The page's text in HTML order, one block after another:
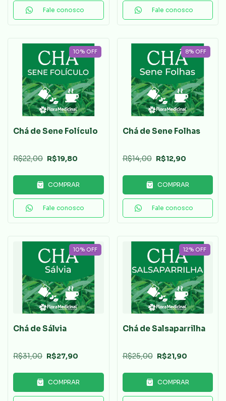
Fale conosco Fale conosco
10% OFF
Chá de Sene Folículo
R$22,00 R$19,80
COMPRAR
Fale conosco
8% OFF
Chá de Sene Folhas
R$14,00 R$12,90
COMPRAR
Fale conosco
10% OFF
Chá de Sálvia
R$31,00 R$27,90
COMPRAR
12% OFF
Chá de Salsaparrilha
R$25,00 R$21,90
COMPRAR